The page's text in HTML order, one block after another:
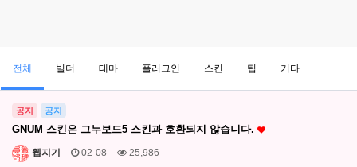
전체 빌더 테마 플러그인 스킨 팁 기타
공지 공지
GNUM 스킨은 그누보드5 스킨과 호환되지 않습니다.
웹지기 02-08 25,986